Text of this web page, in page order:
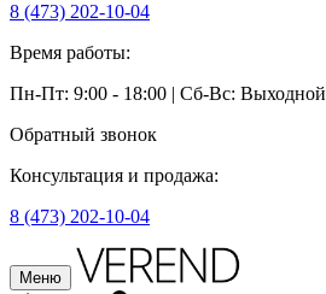
8 (473) 202-10-04
Время работы:
Пн-Пт: 9:00 - 18:00 | Сб-Вс: Выходной
Обратный звонок
Консультация и продажа:
8 (473) 202-10-04
Меню